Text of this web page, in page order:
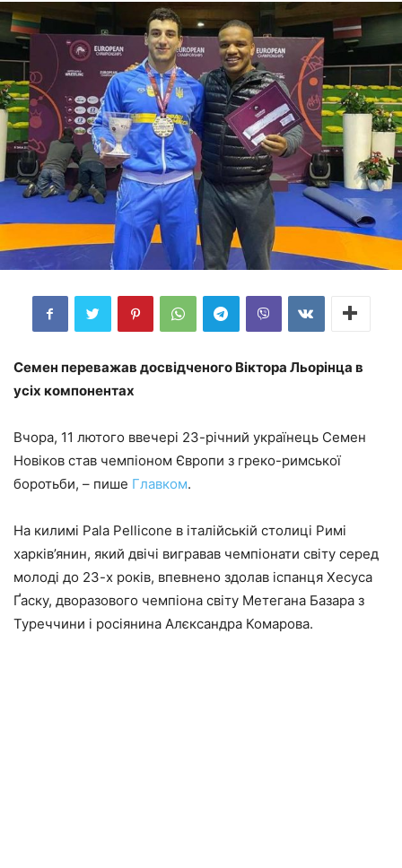
Семен переважав досвідченого Віктора Льорінца в
усіх компонентах
Вчора, 11 лютого ввечері 23-річний українець Семен
Новіков став чемпіоном Європи з греко-римської
боротьби, – пише Главком.
На килимі Pala Pellicone в італійській столиці Римі
харків’янин, який двічі вигравав чемпіонати світу серед
молоді до 23-х років, впевнено здолав іспанця Хесуса
Ґаску, дворазового чемпіона світу Метегана Базара з
Туреччини і росіянина Алєксандра Комарова.